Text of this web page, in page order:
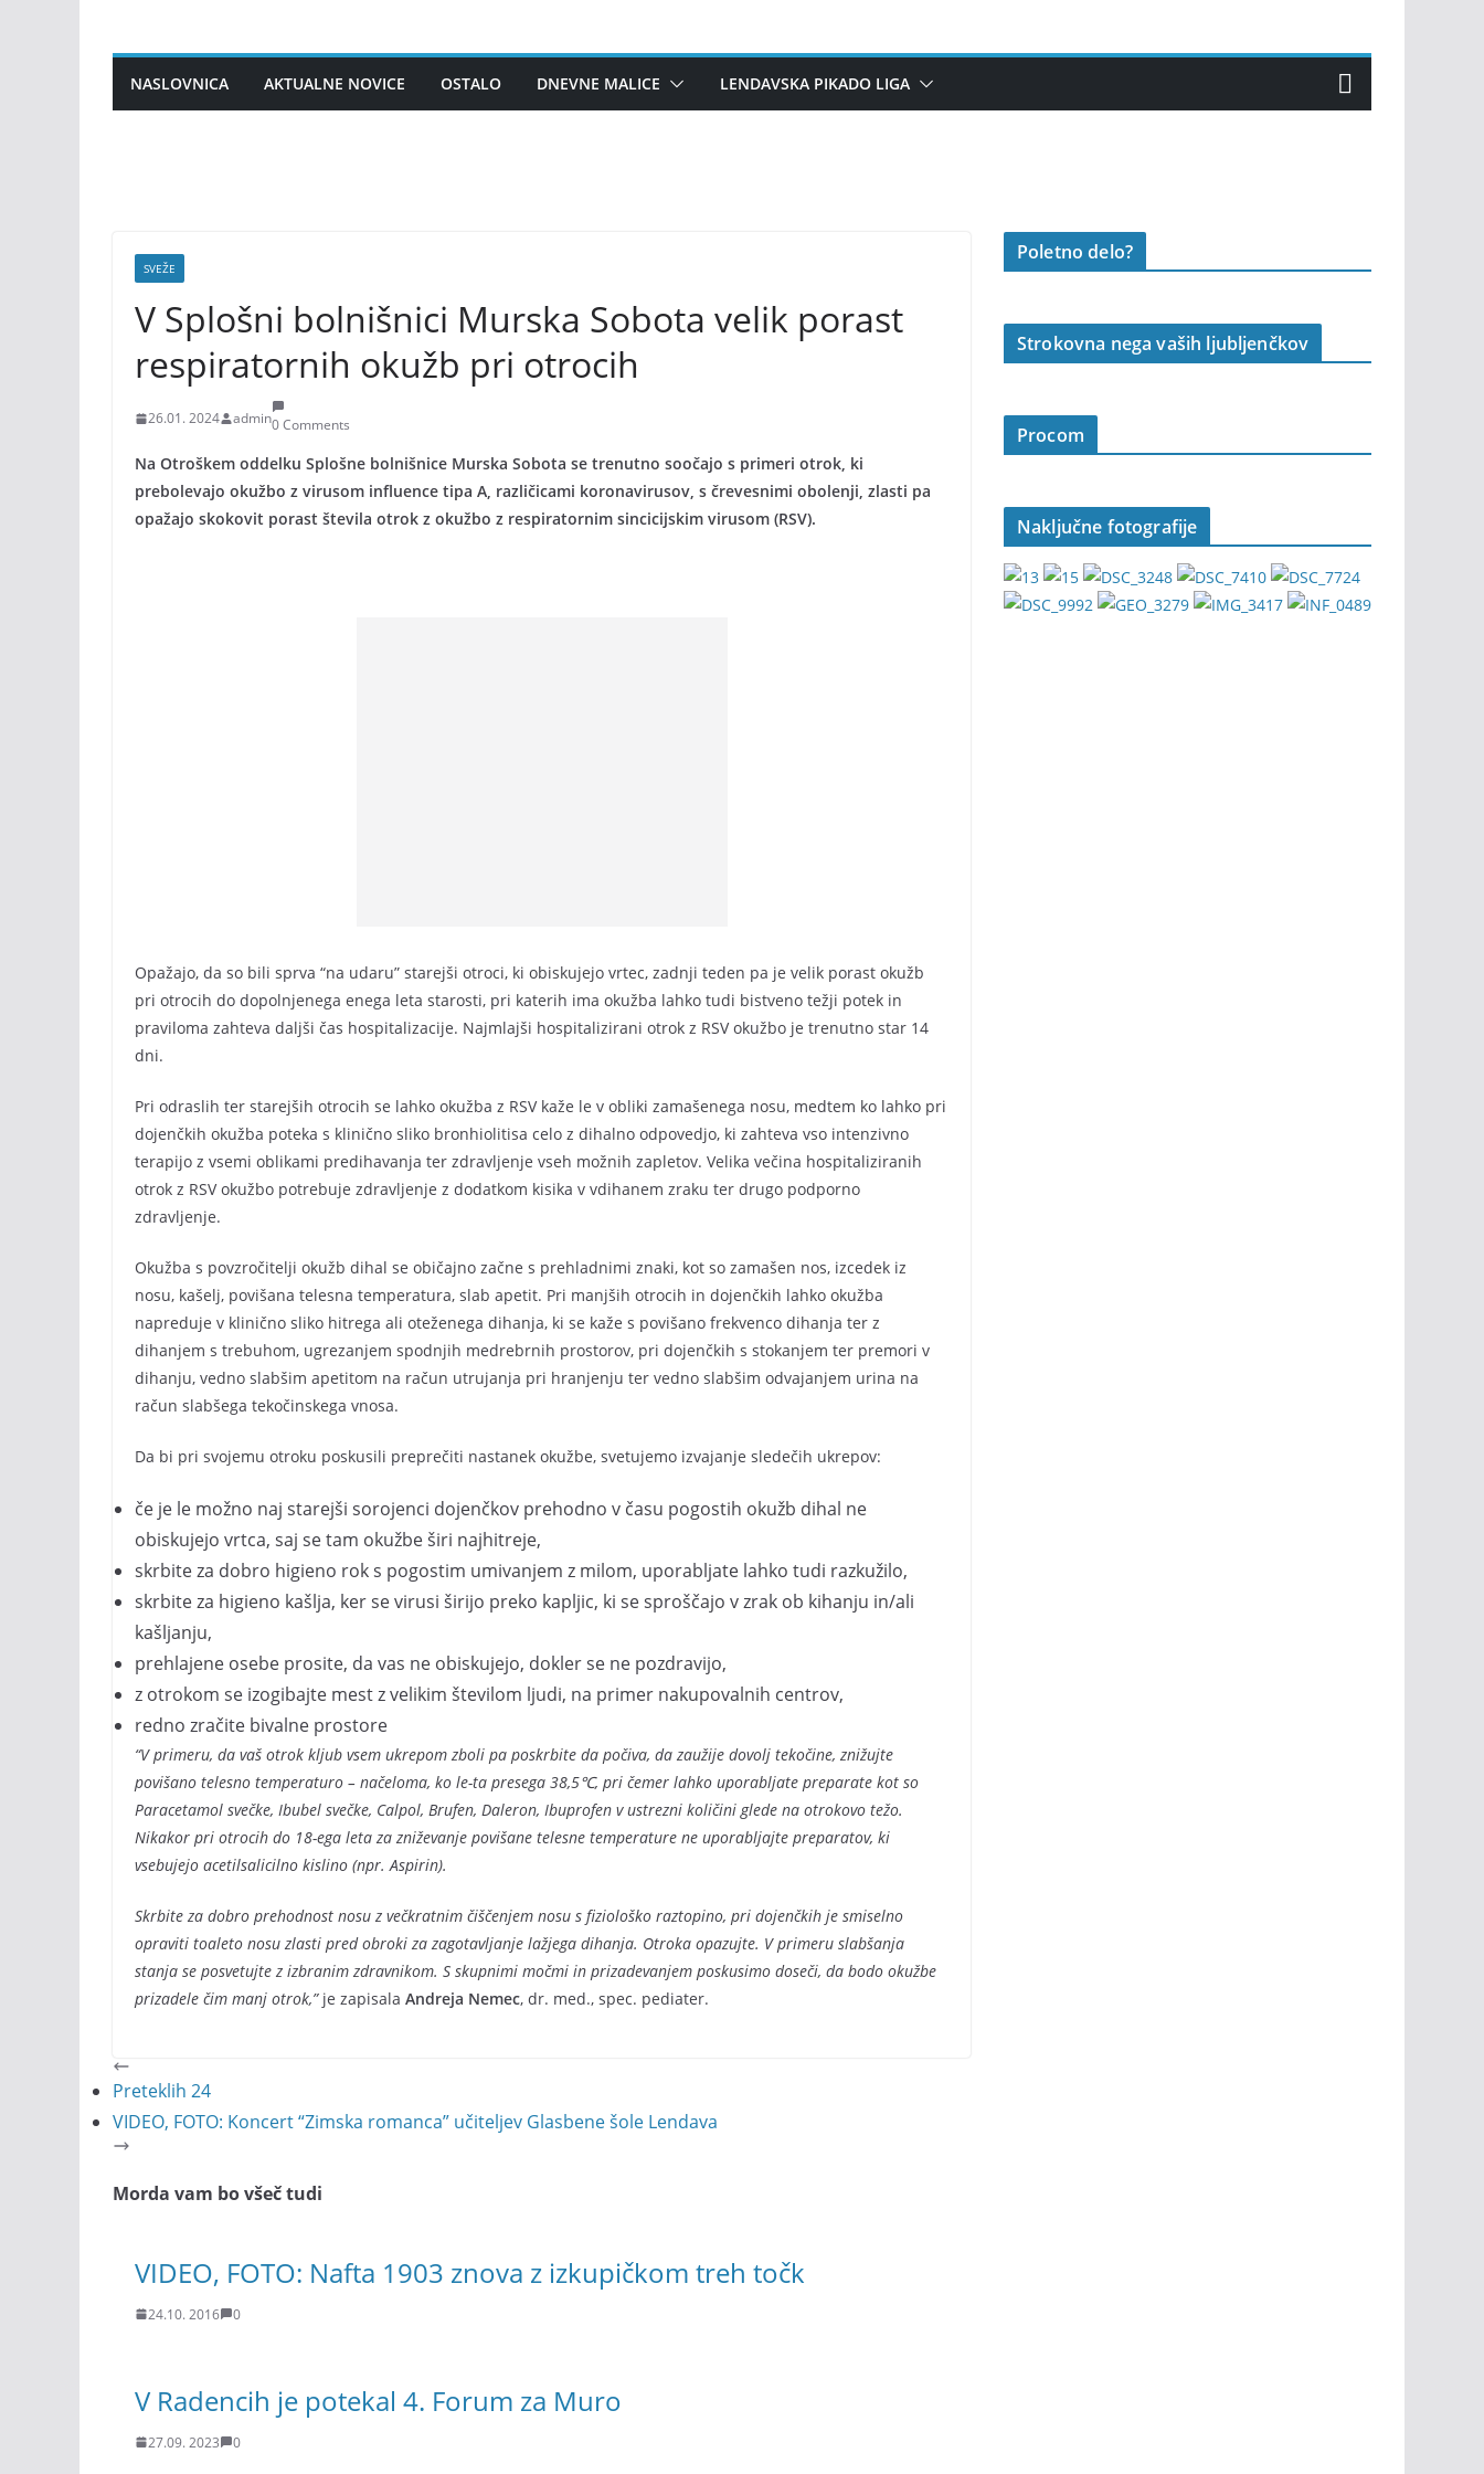
contentNASLOVNICA AKTUALNE NOVICE OSTALO DNEVNE MALICE LENDAVSKA PIKADO LIGA
SVEŽE
V Splošni bolnišnici Murska Sobota velik porast
respiratornih okužb pri otrocih
26.01. 2024 admin0 Comments
Na Otroškem oddelku Splošne bolnišnice Murska Sobota se trenutno soočajo s primeri otrok, ki
prebolevajo okužbo z virusom influence tipa A, različicami koronavirusov, s črevesnimi obolenji, zlasti pa
opažajo skokovit porast števila otrok z okužbo z respiratornim sincicijskim virusom (RSV).
Opažajo, da so bili sprva “na udaru” starejši otroci, ki obiskujejo vrtec, zadnji teden pa je velik porast okužb
pri otrocih do dopolnjenega enega leta starosti, pri katerih ima okužba lahko tudi bistveno težji potek in
praviloma zahteva daljši čas hospitalizacije. Najmlajši hospitalizirani otrok z RSV okužbo je trenutno star 14
dni.
Pri odraslih ter starejših otrocih se lahko okužba z RSV kaže le v obliki zamašenega nosu, medtem ko lahko pri
dojenčkih okužba poteka s klinično sliko bronhiolitisa celo z dihalno odpovedjo, ki zahteva vso intenzivno
terapijo z vsemi oblikami predihavanja ter zdravljenje vseh možnih zapletov. Velika večina hospitaliziranih
otrok z RSV okužbo potrebuje zdravljenje z dodatkom kisika v vdihanem zraku ter drugo podporno
zdravljenje.
Okužba s povzročitelji okužb dihal se običajno začne s prehladnimi znaki, kot so zamašen nos, izcedek iz
nosu, kašelj, povišana telesna temperatura, slab apetit. Pri manjših otrocih in dojenčkih lahko okužba
napreduje v klinično sliko hitrega ali oteženega dihanja, ki se kaže s povišano frekvenco dihanja ter z
dihanjem s trebuhom, ugrezanjem spodnjih medrebrnih prostorov, pri dojenčkih s stokanjem ter premori v
dihanju, vedno slabšim apetitom na račun utrujanja pri hranjenju ter vedno slabšim odvajanjem urina na
račun slabšega tekočinskega vnosa.
Da bi pri svojemu otroku poskusili preprečiti nastanek okužbe, svetujemo izvajanje sledečih ukrepov:
če je le možno naj starejši sorojenci dojenčkov prehodno v času pogostih okužb dihal ne
obiskujejo vrtca, saj se tam okužbe širi najhitreje,
skrbite za dobro higieno rok s pogostim umivanjem z milom, uporabljate lahko tudi razkužilo,
skrbite za higieno kašlja, ker se virusi širijo preko kapljic, ki se sproščajo v zrak ob kihanju in/ali
kašljanju,
prehlajene osebe prosite, da vas ne obiskujejo, dokler se ne pozdravijo,
z otrokom se izogibajte mest z velikim številom ljudi, na primer nakupovalnih centrov,
redno zračite bivalne prostore
“V primeru, da vaš otrok kljub vsem ukrepom zboli pa poskrbite da počiva, da zaužije dovolj tekočine, znižujte
povišano telesno temperaturo – načeloma, ko le-ta presega 38,5℃, pri čemer lahko uporabljate preparate kot so
Paracetamol svečke, Ibubel svečke, Calpol, Brufen, Daleron, Ibuprofen v ustrezni količini glede na otrokovo težo.
Nikakor pri otrocih do 18-ega leta za zniževanje povišane telesne temperature ne uporabljajte preparatov, ki
vsebujejo acetilsalicilno kislino (npr. Aspirin).
Skrbite za dobro prehodnost nosu z večkratnim čiščenjem nosu s fiziološko raztopino, pri dojenčkih je smiselno
opraviti toaleto nosu zlasti pred obroki za zagotavljanje lažjega dihanja. Otroka opazujte. V primeru slabšanja
stanja se posvetujte z izbranim zdravnikom. S skupnimi močmi in prizadevanjem poskusimo doseči, da bodo okužbe
prizadele čim manj otrok,”je zapisala Andreja Nemec, dr. med., spec. pediater.
Preteklih 24
VIDEO, FOTO: Koncert “Zimska romanca” učiteljev Glasbene šole Lendava
Morda vam bo všeč tudi
VIDEO, FOTO: Nafta 1903 znova z izkupičkom treh točk
24.10. 2016 0
V Radencih je potekal 4. Forum za Muro
27.09. 2023 0
Poletno delo?
Strokovna nega vaših ljubljenčkov
Procom
Naključne fotografije